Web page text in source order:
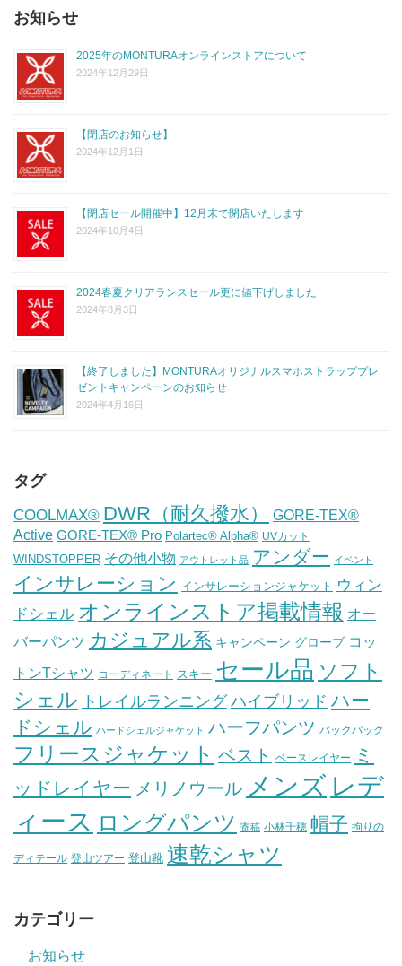
お知らせ
2025年のMONTURAオンラインストアについて
2024年12月29日
【閉店のお知らせ】
2024年12月1日
【閉店セール開催中】12月末で閉店いたします
2024年10月4日
2024春夏クリアランスセール更に値下げしました
2024年8月3日
【終了しました】MONTURAオリジナルスマホストラッププレ
ゼントキャンペーンのお知らせ
2024年4月16日
タグ
COOLMAX® DWR（耐久撥水）
GORE-TEX®
Active GORE-TEX® Pro Polartec® Alpha® UVカット
WINDSTOPPER その他小物 アウトレット品 アンダー イベント
インサレーション インサレーションジャケット ウィン
ドシェル オンラインストア掲載情報 オー
バーパンツ カジュアル系 キャンペーン グローブ コッ
トンTシャツ コーディネート スキー セール品 ソフト
シェル トレイルランニング ハイブリッド ハー
ドシェル ハードシェルジャケット ハーフパンツ バックパック
フリースジャケット ベスト ベースレイヤー
ミ
ッドレイヤー メリノウール メンズ レデ
ィース ロングパンツ 寄稿 小林千穂 帽子 拘りの
ディテール 登山ツアー 登山靴 速乾シャツ
カテゴリー
お知らせ